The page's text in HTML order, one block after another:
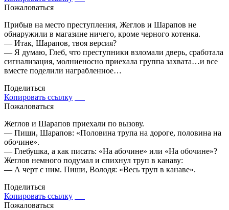
Пожаловаться
Прибыв на место преступления, Жеглов и Шарапов не
обнаружили в магазине ничего, кроме черного котенка.
— Итак, Шарапов, твоя версия?
— Я думаю, Глеб, что преступники взломали дверь, сработала
сигнализация, молниеносно приехала группа захвата…и все
вместе поделили награбленное…
Поделиться
Копировать ссылку
Пожаловаться
Жеглов и Шарапов приехали по вызову.
— Пиши, Шарапов: «Половина трупа на дороге, половина на
обочине».
— Глебушка, а как писать: «На абочине» или «На обочине»?
Жеглов немного подумал и спихнул труп в канаву:
— А черт с ним. Пиши, Володя: «Весь труп в канаве».
Поделиться
Копировать ссылку
Пожаловаться